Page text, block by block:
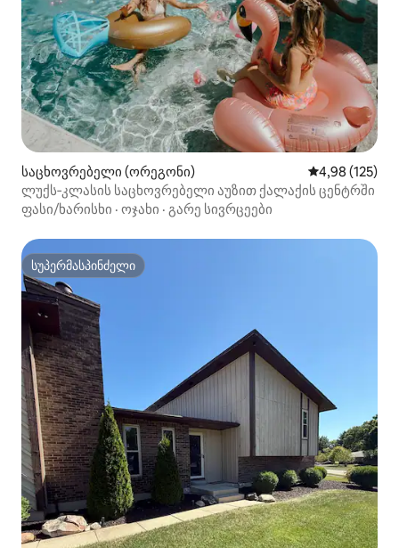
საცხოვრებელი (ორეგონი) საშუალო
4,98 (125)
ლუქს‑კლასის საცხოვრებელი აუზით ქალაქის ცენტრში
ფასი/ხარისხი · ოჯახი · გარე სივრცეები
სუპერმასპინძელი
სუპერმასპინძელი